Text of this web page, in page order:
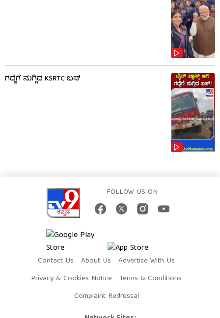
ಗದ್ದೆಗೆ ನುಗ್ಗಿದ KSRTC ಬಸ್
FOLLOW US ON
Contact Us About Us
Advertise With Us
Privacy & Cookies Notice
Terms & Conditions
Complaint Redressal